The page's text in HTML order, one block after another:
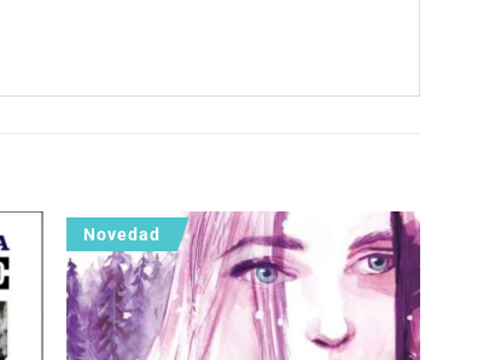
Novedad